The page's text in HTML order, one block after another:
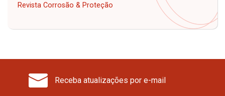
Revista Corrosão & Proteção
Receba atualizações por e-mail